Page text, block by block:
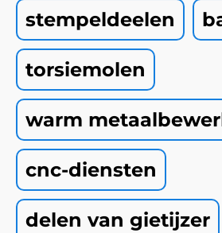
stempeldeelen
torsiemolen
warm
cnc-diensten
delen van gietijzer